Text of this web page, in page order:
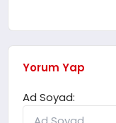
Yorum Yap
Ad Soyad: